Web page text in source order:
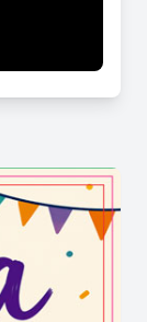
El
la
que
Dos
viatge a